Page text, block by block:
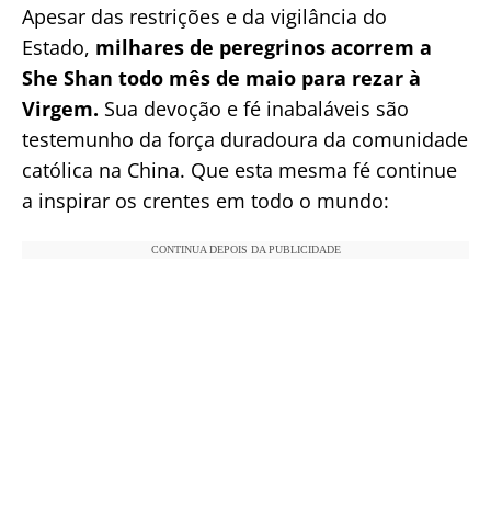
Apesar das restrições e da vigilância do
Estado, milhares de peregrinos acorrem a
She Shan todo mês de maio para rezar à
Virgem. Sua devoção e fé inabaláveis são
testemunho da força duradoura da comunidade
católica na China. Que esta mesma fé continue
a inspirar os crentes em todo o mundo:
CONTINUA DEPOIS DA PUBLICIDADE